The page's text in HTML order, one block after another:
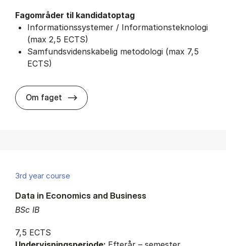
Fagområder til kandidatoptag
Informationssystemer / Informationsteknologi
(max 2,5 ECTS)
Samfundsvidenskabelig metodologi (max 7,5
ECTS)
Om faget about
3rd year course
BSc IB
Data in Economics and Business
7,5 ECTS